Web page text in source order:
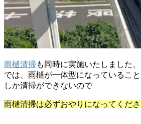
雨樋清掃も同時に実施いたしました
では、雨樋が一体型になっているこ
しか清掃ができないので
雨樋清掃は必ずおやりになってくださ